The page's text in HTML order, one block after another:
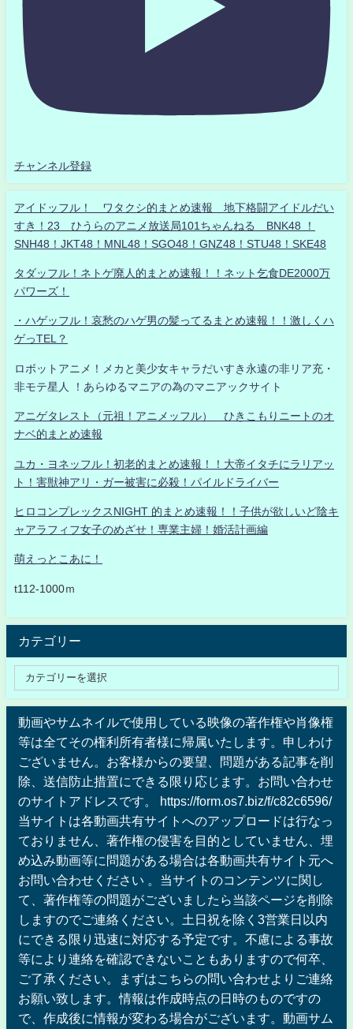
チャンネル登録
アイドッフル！ ワタクシ的まとめ速報 地下格闘アイドルだい
すき！23 ひうらのアニメ放送局101ちゃんねる BNK48 ！
SNH48！JKT48！MNL48！SGO48！GNZ48！STU48！SKE48
タダッフル！ネトゲ廃人的まとめ速報！！ネット乞食DE2000万
パワーズ！
・ハゲッフル！哀愁のハゲ男の髪ってるまとめ速報！！激しくハ
ゲっTEL？
ロボットアニメ！メカと美少女キャラだいすき永遠の非リア充・
非モテ星人 ！あらゆるマニアの為のマニアックサイト
アニゲタレスト（元祖！アニメッフル） ひきこもりニートのオ
ナベ的まとめ速報
ユカ・ヨネッフル！初老的まとめ速報！！大帝イタチにラリアッ
ト！害獣神アリ・ガー被害に必殺！パイルドライバー
ヒロコンプレックスNIGHT 的まとめ速報！！子供が欲しいど陰キ
ャアラフィフ女子のめざせ！専業主婦！婚活計画編
萌えっとこあに！
t112-1000ｍ
カテゴリー
動画やサムネイルで使用している映像の著作権や肖像権
等は全てその権利所有者様に帰属いたします。申しわけ
ございません。お客様からの要望、問題がある記事を削
除、送信防止措置にできる限り応じます。お問い合わせ
のサイトアドレスです。 https://form.os7.biz/f/c82c6596/
当サイトは各動画共有サイトへのアップロードは行なっ
ておりません、著作権の侵害を目的としていません、埋
め込み動画等に問題がある場合は各動画共有サイト元へ
お問い合わせください 。当サイトのコンテンツに関し
て、著作権等の問題がございましたら当該ページを削除
しますのでご連絡ください。土日祝を除く3営業日以内
にできる限り迅速に対応する予定です。不慮による事故
等により連絡を確認できないこともありますので何卒、
ご了承ください。まずはこちらの問い合わせよりご連絡
お願い致します。情報は作成時点の日時のものですの
で、作成後に情報が変わる場合がございます。動画サム